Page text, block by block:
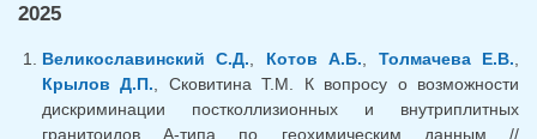
2025
Великославинский С.Д. Котов А.Б. Толмачева Е.В.
Крылов Д.П. , Сковитина Т.М. К вопросу о возможности
дискриминации постколлизионных и внутриплитных
гранитоидов А-типа по геохимическим данным //